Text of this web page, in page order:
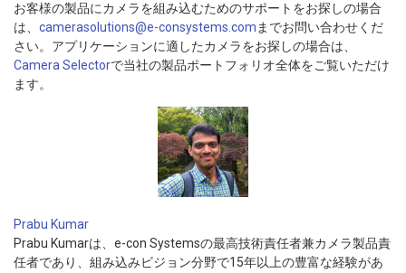
お客様の製品にカメラを組み込むためのサポートをお探しの場合
は、 camerasolutions@e-consystems.comまでお問い合わせくだ
さい。アプリケーションに適したカメラをお探しの場合は、
Camera Selectorで当社の製品ポートフォリオ全体をご覧いただけ
ます。
Prabu Kumar
Prabu Kumarは、e-con Systemsの最高技術責任者兼カメラ製品責
任者であり、組み込みビジョン分野で15年以上の豊富な経験があ